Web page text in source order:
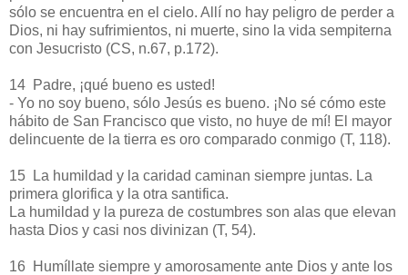
sólo se encuentra en el cielo. Allí no hay peligro de perder a
Dios, ni hay sufrimientos, ni muerte, sino la vida sempiterna
con Jesucristo (CS, n.67, p.172).
14 Padre, ¡qué bueno es usted!
- Yo no soy bueno, sólo Jesús es bueno. ¡No sé cómo este
hábito de San Francisco que visto, no huye de mí! El mayor
delincuente de la tierra es oro comparado conmigo (T, 118).
15 La humildad y la caridad caminan siempre juntas. La
primera glorifica y la otra santifica.
La humildad y la pureza de costumbres son alas que elevan
hasta Dios y casi nos divinizan (T, 54).
16 Humíllate siempre y amorosamente ante Dios y ante los